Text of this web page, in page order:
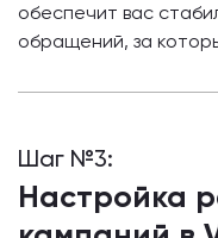
обеспечит вас
обращений, за
Шаг №3:
Настройка